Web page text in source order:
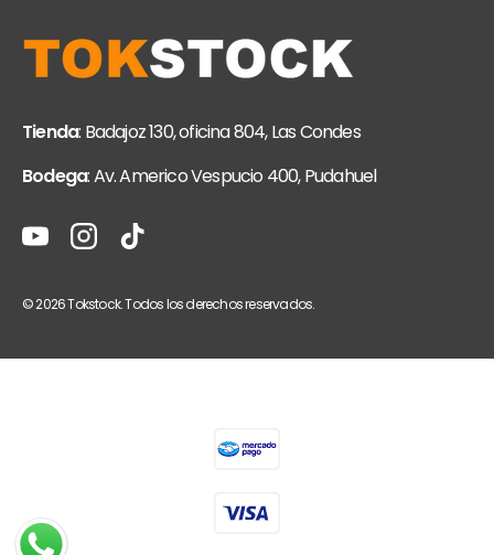
Tienda: Badajoz 130, oficina 804, Las Condes
Bodega: Av. Americo Vespucio 400, Pudahuel
YouTubeInstagramTikTok
© 2026Tokstock. Todos los derechos reservados.